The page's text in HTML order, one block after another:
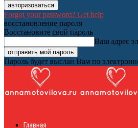
Forgot your password? Get help
восстановление пароля
Восстановите свой пароль
Ваш адрес
Пароль будет выслан Вам по
Главная